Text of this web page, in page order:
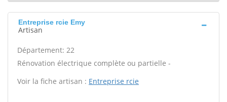
Entreprise rcie Emy
Artisan
Département: 22
Rénovation électrique complète ou partielle -
Voir la fiche artisan : Entreprise rcie